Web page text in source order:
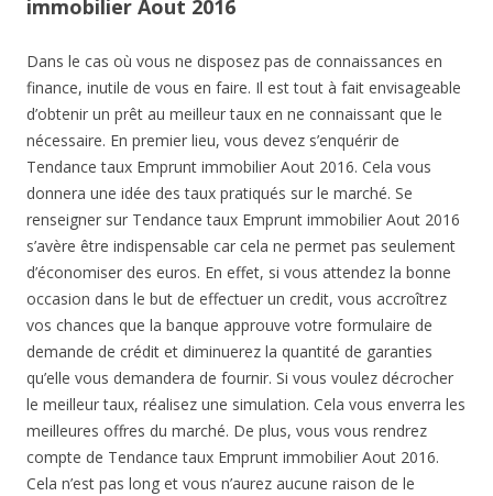
immobilier Aout 2016
Dans le cas où vous ne disposez pas de connaissances en
finance, inutile de vous en faire. Il est tout à fait envisageable
d’obtenir un prêt au meilleur taux en ne connaissant que le
nécessaire. En premier lieu, vous devez s’enquérir de
Tendance taux Emprunt immobilier Aout 2016. Cela vous
donnera une idée des taux pratiqués sur le marché. Se
renseigner sur Tendance taux Emprunt immobilier Aout 2016
s’avère être indispensable car cela ne permet pas seulement
d’économiser des euros. En effet, si vous attendez la bonne
occasion dans le but de effectuer un credit, vous accroîtrez
vos chances que la banque approuve votre formulaire de
demande de crédit et diminuerez la quantité de garanties
qu’elle vous demandera de fournir. Si vous voulez décrocher
le meilleur taux, réalisez une simulation. Cela vous enverra les
meilleures offres du marché. De plus, vous vous rendrez
compte de Tendance taux Emprunt immobilier Aout 2016.
Cela n’est pas long et vous n’aurez aucune raison de le